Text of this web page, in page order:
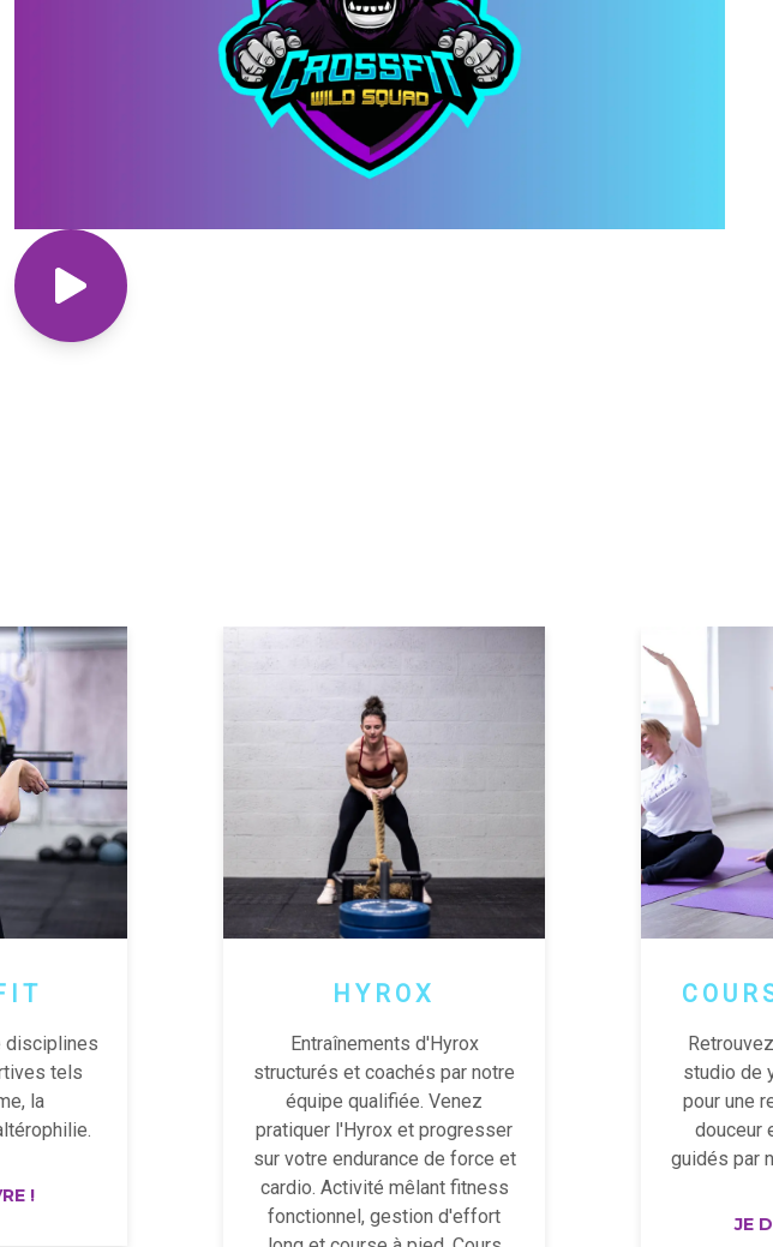
disciplines
tels
la
!
HYROX
Entraînements d'Hyrox
structurés et coachés par notre
équipe qualifiée. Venez
pratiquer l'Hyrox et progresser
sur votre endurance de force et
cardio. Activité mêlant fitness
fonctionnel, gestion d'effort
studio de
pour une
douceur
guidés par
JE